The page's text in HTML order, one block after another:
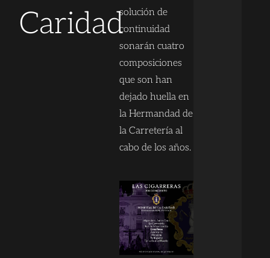
Caridadsolución de
continuidad
sonarán cuatro
composiciones
que son han
dejado huella en
la Hermandad de
la Carretería al
cabo de los años.